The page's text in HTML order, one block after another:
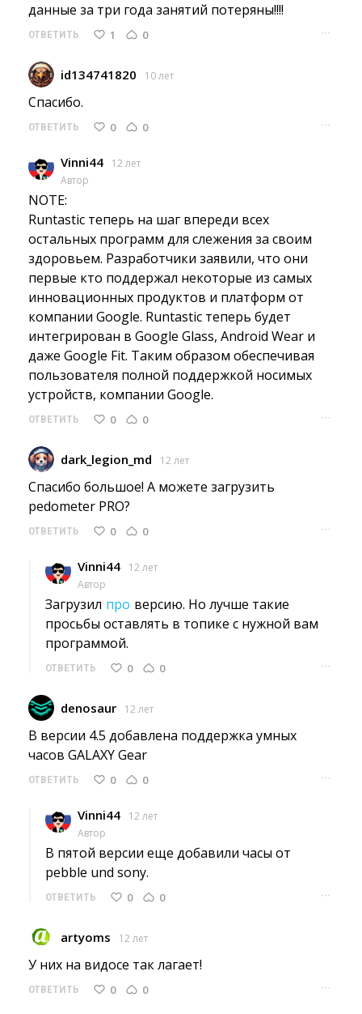
данные за три года занятий потеряны!!!!
ОТВЕТИТЬ 1 0 ···
id134741820 10 лет
Спасибо.
ОТВЕТИТЬ 0 0 ···
Vinni44
12 лет
Автор
NOTE:
Runtastic теперь на шаг впереди всех
остальных программ для слежения за своим
здоровьем. Разработчики заявили, что они
первые кто поддержал некоторые из самых
инновационных продуктов и платформ от
компании Google. Runtastic теперь будет
интегрирован в Google Glass, Android Wear и
даже Google Fit. Таким образом обеспечивая
пользователя полной поддержкой носимых
устройств, компании Google.
ОТВЕТИТЬ 0 0 ···
dark_legion_md 12 лет
Спасибо большое! А можете загрузить
pedometer PRO?
ОТВЕТИТЬ 0 0 ···
Vinni44
12 лет
Автор
Загрузил про версию. Но лучше такие
просьбы оставлять в топике с нужной вам
программой.
ОТВЕТИТЬ 0 0 ···
denosaur 12 лет
В версии 4.5 добавлена поддержка умных
часов GALAXY Gear
ОТВЕТИТЬ 0 0 ···
Vinni44
12 лет
Автор
В пятой версии еще добавили часы от
pebble und sony.
ОТВЕТИТЬ 0 0 ···
artyoms 12 лет
У них на видосе так лагает!
ОТВЕТИТЬ 0 0 ···